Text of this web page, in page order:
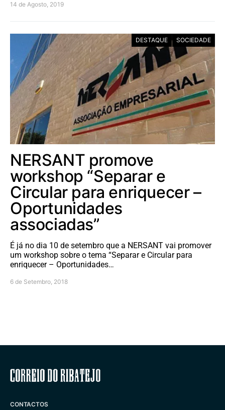
14 de Agosto, 2019
DESTAQUE SOCIEDADE
NERSANT promove
workshop “Separar e
Circular para enriquecer –
Oportunidades
associadas”
É já no dia 10 de setembro que a NERSANT vai promover
um workshop sobre o tema “Separar e Circular para
enriquecer – Oportunidades…
6 de Setembro, 2018
Correio do Ribatejo
CONTACTOS